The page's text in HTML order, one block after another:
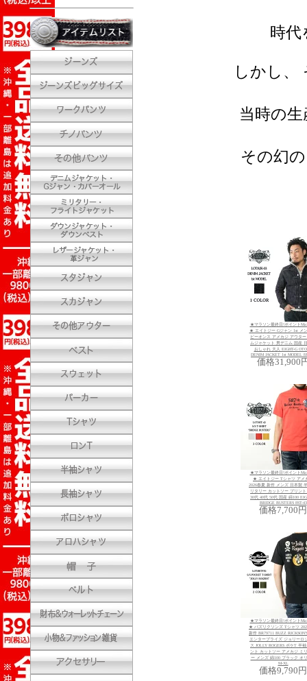
時代
しかし、
当時の
その幻
★マラソン最終日!ポイント
★ エイトジー Gジャン 1st メ
ビーオンス アメカジ アウター
ムジャケット 男デニム 国産
おしゃれ 大人 EIGHT-G
DENIM JACKET 1st MODEL
価格31,900
★マラソン最終日!ポイント
★ エイトジー Tシャツ アメ
2026春夏 新作 メンズ 日本製
リタリー カットソー プリント
30代 40代 50代 国産 綿100
BRIDGE BUSTERS 8ST-43
価格7,700円
★マラソン最終日!ポイント
★ バズリクソンズ Tシャツ
新作 BR79711 BUZZ
エンタープライズ ジョリーロ
ス JOLLY ROGERS ポケT 半
ント カットソー アメカジ ミ
ー メンズ 綿100 ブラック オ
M-XL
価格9,790円